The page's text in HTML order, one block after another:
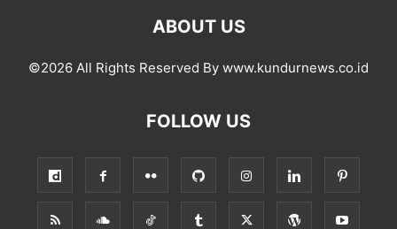
ABOUT US
©2026 All Rights Reserved By www.kundurnews.co.id
FOLLOW US